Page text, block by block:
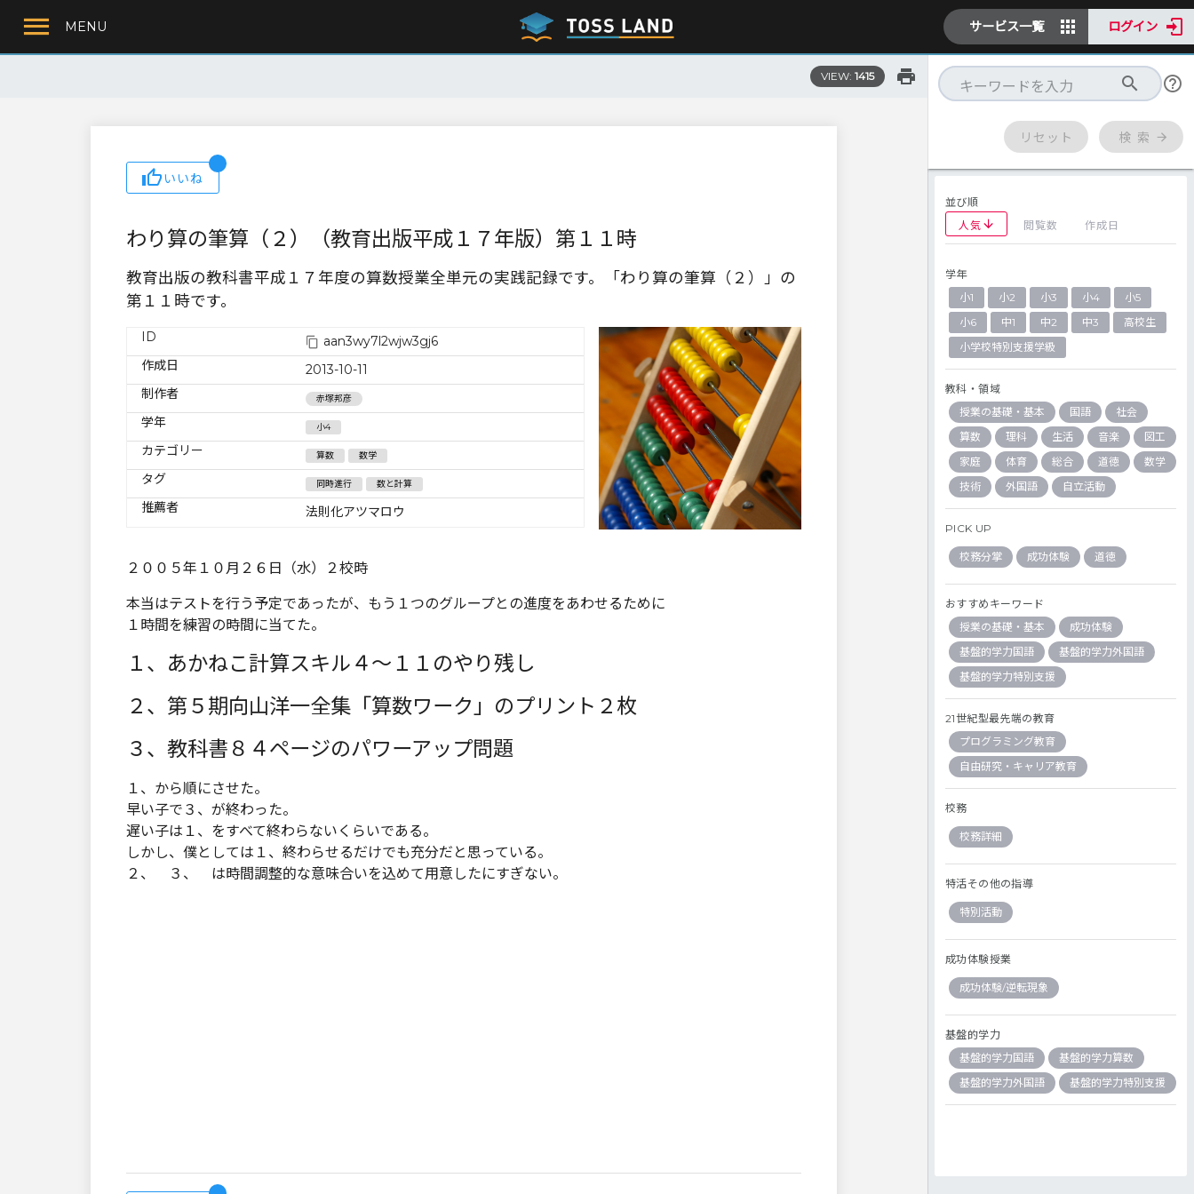
MENU サービス一覧 ログイン
VIEW: 1415
いいね
わり算の筆算（２）（教育出版平成１７年版）第１１時
教育出版の教科書平成１７年度の算数授業全単元の実践記録です。「わり算の筆算（２）」の
第１１時です。
ID
aan3wy7l2wjw3gj6
作成日
2013-10-11
制作者
赤塚邦彦
学年 小4
カテゴリー 算数 数学
タグ 同時進行 数と計算
推薦者 法則化アツマロウ
２００５年１０月２６日（水）２校時
本当はテストを行う予定であったが、もう１つのグループとの進度をあわせるために
１時間を練習の時間に当てた。
１、あかねこ計算スキル４～１１のやり残し
２、第５期向山洋一全集「算数ワーク」のプリント２枚
３、教科書８４ページのパワーアップ問題
１、から順にさせた。
早い子で３、が終わった。
遅い子は１、をすべて終わらないくらいである。
しかし、僕としては１、終わらせるだけでも充分だと思っている。
２、 ３、 は時間調整的な意味合いを込めて用意したにすぎない。
リセット 検 索
並び順
人気
閲覧数 作成日
学年
小1
小2 小3 小4
小5
小6
中1 中2 中3
高校生
小学校特別支援学級
教科・領域
授業の基礎・基本
国語
社会
算数
理科 生活 音楽
図工
家庭
体育 総合 道徳
数学
技術
外国語 自立活動
PICK UP
校務分掌 成功体験 道徳
おすすめキーワード
授業の基礎・基本
成功体験
基盤的学力国語
基盤的学力外国語
基盤的学力特別支援
21世紀型最先端の教育
プログラミング教育
自由研究・キャリア教育
校務
校務詳細
特活その他の指導
特別活動
成功体験授業
成功体験/逆転現象
基盤的学力
基盤的学力国語
基盤的学力算数
基盤的学力外国語
基盤的学力特別支援